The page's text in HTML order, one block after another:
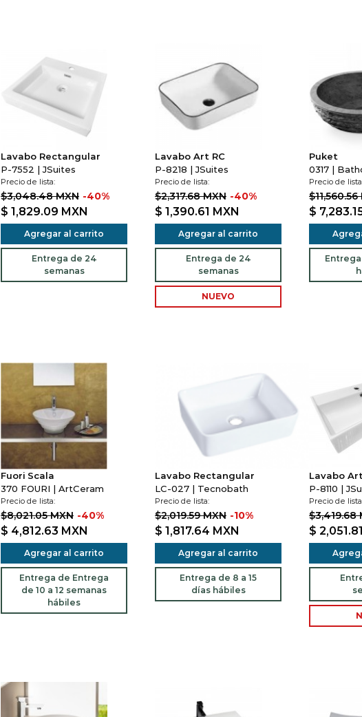
Lavabo Rectangular
P-7552 | JSuites
Precio de lista:
$3,048.48 MXN -40%
$ 1,829.09 MXN
Agregar al carrito
Entrega de 24
semanas
Lavabo Art RC
P-8218 | JSuites
Precio de lista:
$2,317.68 MXN -40%
$ 1,390.61 MXN
Agregar al carrito
Entrega de 24
semanas
NUEVO
Puket
0317 |
Precio de
$11,560.56
$
Fuori Scala
370 FOURI | ArtCeram
Precio de lista:
$8,021.05 MXN -40%
$ 4,812.63 MXN
Agregar al carrito
Entrega de Entrega
de 10 a 12 semanas
hábiles
Lavabo Rectangular
LC-027 | Tecnobath
Precio de lista:
$2,019.59 MXN -10%
$ 1,817.64 MXN
Agregar al carrito
Entrega de 8 a 15
días hábiles
Lavabo
P-8110 |
Precio de
$3,419.68
$ 2,051.81